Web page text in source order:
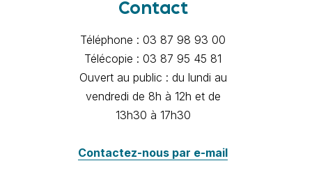
Contact
Téléphone : 03 87 98 93 00
Télécopie : 03 87 95 45 81
Ouvert au public : du lundi au
vendredi de 8h à 12h et de
13h30 à 17h30
Contactez-nous par e-mail